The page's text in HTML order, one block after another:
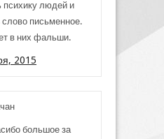
психику людей и
слово письменное.
в них фальши.
2015
большое за